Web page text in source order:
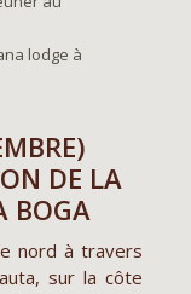
lodge à
DE LA
BOGA
nord à travers
sur la côte